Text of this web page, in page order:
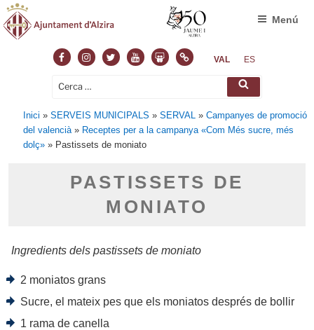
FacebookInstagram
TwitterYoutubeSlideshare
NormasVAL ES
Cerca: Cerca
Menú
Inici »SERVEIS MUNICIPALS »SERVAL »Campanyes de promoció
del valencià » Receptes per a la campanya «Com Més sucre, més
dolç» » Pastissets de moniato
PASTISSETS DE
MONIATO
Ingredients dels pastissets de moniato
2 moniatos grans
Sucre, el mateix pes que els moniatos després de bollir
1 rama de canella